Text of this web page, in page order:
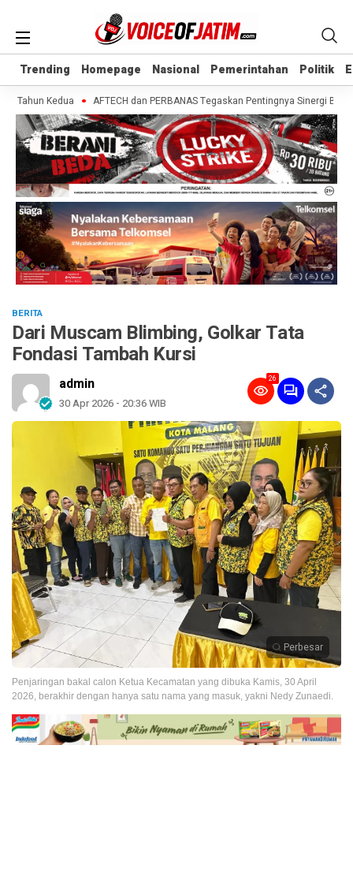
Trending Homepage Nasional Pemerintahan Politik
Trending Homepage Nasional Pemerintahan Politik
Kedua AFTECH dan PERBANAS Tegaskan Pentingnya Sinergi Bank-
BERITA
Dari Muscam Blimbing, Golkar Tata
Fondasi Tambah Kursi
admin
30 Apr 2026 - 20:36 WIB
26
Perbesar
Penjaringan bakal calon Ketua Kecamatan yang dibuka Kamis, 30 April
2026, berakhir dengan hanya satu nama yang masuk, yakni Nedy Zunaedi.